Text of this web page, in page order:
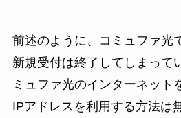
前述のように、コミュファ光
新規受付は終了してしまって
ミュファ光のインターネット
IPアドレスを利用する方法は